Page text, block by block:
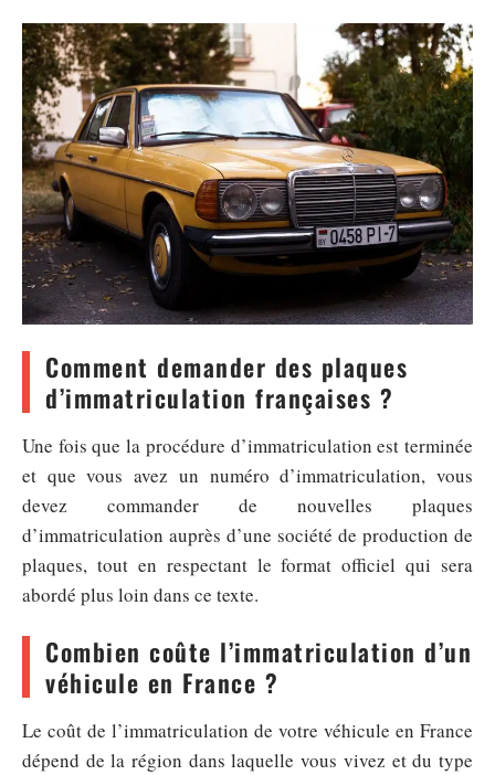
Comment demander des plaques
d’immatriculation françaises ?
Une fois que la procédure d’immatriculation est terminée
et que vous avez un numéro d’immatriculation, vous
devez commander de nouvelles plaques
d’immatriculation auprès d’une société de production de
plaques, tout en respectant le format officiel qui sera
abordé plus loin dans ce texte.
Combien coûte l’immatriculation d’un
véhicule en France ?
Le coût de l’immatriculation de votre véhicule en France
dépend de la région dans laquelle vous vivez et du type